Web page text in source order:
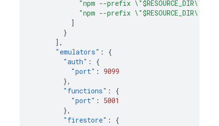
"npm --prefix \"$RESOURCE_DIR\"
"npm --prefix \"$RESOURCE_DIR\"
]
}
],
"emulators" :
{
"auth" :
{
"port" : 9099
},
"functions" :
{
"port" :
5001
},
"firestore" :
{